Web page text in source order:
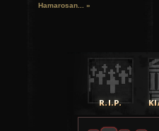
Hamarosan... »